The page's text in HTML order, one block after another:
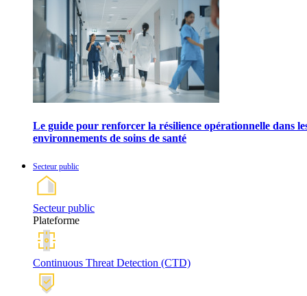
Le guide pour renforcer la résilience opérationnelle dans
environnements de soins de santé
Secteur public
Secteur public
Plateforme
Continuous Threat Detection (CTD)